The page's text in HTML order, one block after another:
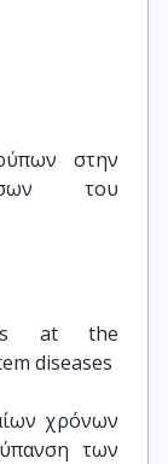
στην
του
at the
diseases
χρόνων
των